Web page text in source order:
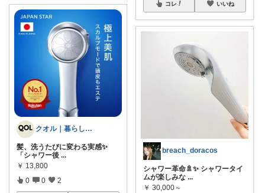
クオル｜暮らしの「質」爆上げ🈁
髪、洗うたびに変わる実感✨
「シャワー後 ...
￥ 13,800
0 0 2
コレ いいね
breach_doracos
シャワー革命🚿✨ シャワータイ
ムが楽しみな ...
￥ 30,000～